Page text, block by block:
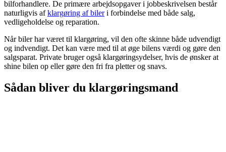
bilforhandlere. De primære arbejdsopgaver i jobbeskrivelsen består
naturligvis afklargøring af bileri forbindelse med både salg,
vedligeholdelse og reparation.
Når biler har været til klargøring, vil den ofte skinne både udvendigt
og indvendigt. Det kan være med til at øge bilens værdi og gøre den
salgsparat. Private bruger også klargøringsydelser, hvis de ønsker at
shine bilen op eller gøre den fri fra pletter og snavs.
Sådan bliver du klargøringsmand